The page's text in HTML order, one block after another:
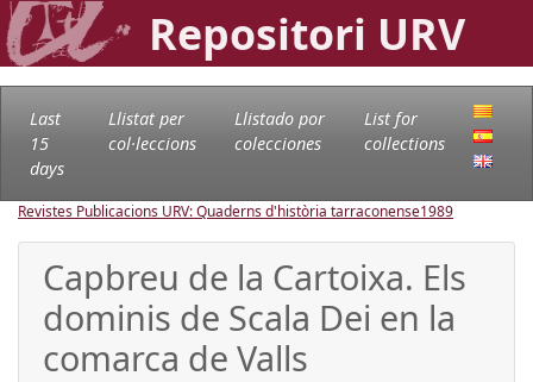
Repositori URV
Last
15
days
Llistat per
col·leccions
Llistado por
colecciones
List for
collections
Revistes Publicacions URV: Quaderns d'història tarraconense1989
Capbreu de la Cartoixa. Els
dominis de Scala Dei en la
comarca de Valls